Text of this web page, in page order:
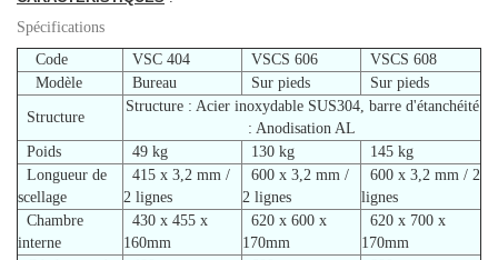
Spécifications
Code
VSC 404 VSCS 606
VSCS 608
Modèle
Bureau Sur pieds Sur pieds
Structure
Structure : Acier inoxydable SUS304, barre d'étanchéité
: Anodisation AL
Poids
49 kg 130 kg
145 kg
Longueur de
scellage
415 x 3,2 mm /
2 lignes
600 x 3,2 mm /
2 lignes
600 x 3,2 mm / 2
lignes
Chambre
interne
430 x 455 x
160mm
620 x 600 x
170mm
620 x 700 x
170mm